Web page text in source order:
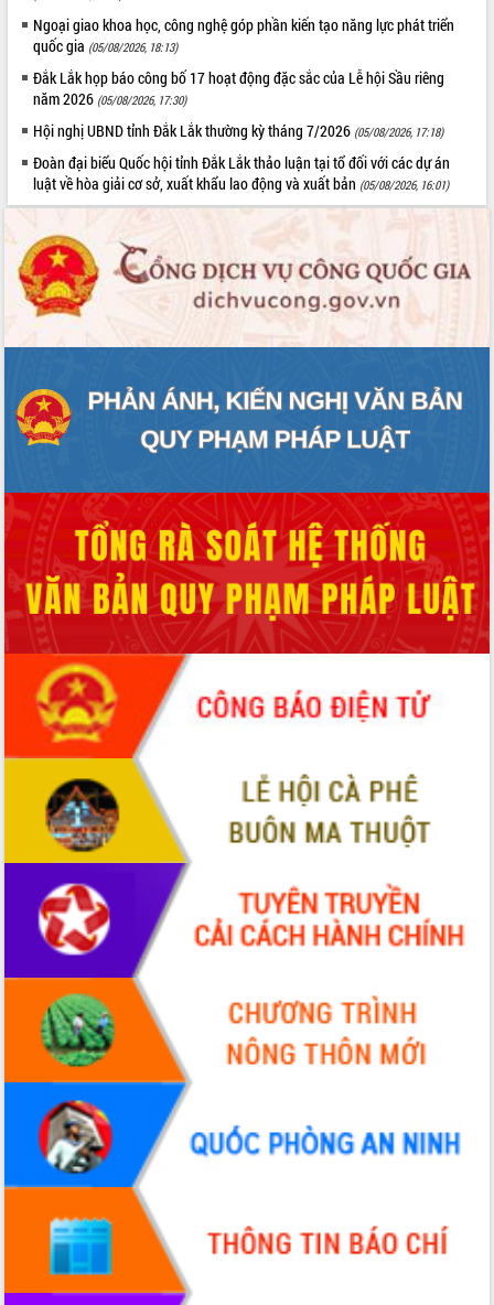
Lắk
Khơi thông điểm nghẽn, đẩy nhanh
giải ngân vốn khắc phục thiên tai
HĐND tỉnh thông qua điều chỉnh Quy
hoạch tỉnh thời kỳ 2021-2030
Hội thảo góp ý hồ sơ điều chỉnh quy
hoạch tỉnh Đắk Lắk thời kỳ 2021-2030,
tầm nhìn đến năm 2050
doanh nghiệp nhà nước
Hội nghị triển khai kết nối mạng
truyền số liệu chuyên dùng phục vụ cơ
quan Đảng, Nhà nước
Lễ phát động chuỗi hoạt động chung
Xã Ea Kar bước chuyển mình trong
công tác cải cách hành chính mô hình
mới
Hội thảo khoa học “Giải pháp thúc đẩy
phát triển nền kinh tế xanh tại tỉnh
Đắk Lắk”
Tăng cường giám sát, đôn đốc thực
hiện nhiệm vụ quản lý tài sản công
hàng tuần
Tháo gỡ những vướng mắc, đẩy mạnh
công tác cải cách thủ tục hành chính
tại Trung tâm Phục vụ hành chính
công tỉnh
Đắk Lắk: Tôn vinh 46 giải pháp tại Hội
thi Sáng tạo Kỹ thuật 2024 - 2025
Đắk Lắk rà soát, điều chỉnh Đề án 190
về phát triển nuôi trồng thủy sản
Phó Chủ tịch UBND tỉnh Đắk Lắk
Trương Công Thái kiểm tra thực địa
Dự án cao tốc Khánh Hòa - Buôn Ma
Thuột
Định vị cà phê Việt Nam như một “di
sản sống” trong dòng chảy toàn cầu
Xây dựng nông thôn mới: Nâng cao đời
sống người dân từ những mô hình thiết
thực
Quyết liệt tháo gỡ vướng mắc, đẩy
nhanh tiến độ các dự án trọng điểm
trong Khu kinh tế Nam Phú Yên
Hòn Yến phát triển du lịch gắn với bảo
tồn biển
Lấy ý kiến điều chỉnh Quy hoạch tỉnh
Đắk Lắk thời kỳ 2021-2030, tầm nhìn
đến năm 2050
Phát động chiến dịch 30 ngày đêm
giải phóng mặt bằng Tuyến đường bộ
Ngoại giao khoa học, công nghệ góp phần kiến tạo năng lực phát triển
quốc gia (05/08/2026, 18:13)
Đắk Lắk họp báo công bố 17 hoạt động đặc sắc của Lễ hội Sầu riêng
năm 2026 (05/08/2026, 17:30)
Hội nghị UBND tỉnh Đắk Lắk thường kỳ tháng 7/2026 (05/08/2026, 17:18)
Đoàn đại biểu Quốc hội tỉnh Đắk Lắk thảo luận tại tổ đối với các dự án
luật về hòa giải cơ sở, xuất khẩu lao động và xuất bản (05/08/2026, 16:01)